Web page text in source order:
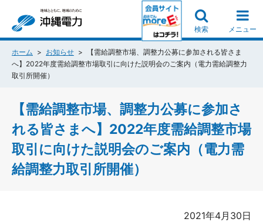
検索 メニュー
ホーム お知らせ
【需給調整市場、調整力公募に参加される皆さま
へ】2022年度需給調整市場取引に向けた説明会のご案内（電力需給調整力
取引所開催）
【需給調整市場、調整力公募に参加さ
れる皆さまへ】2022年度需給調整市場
取引に向けた説明会のご案内（電力需
給調整力取引所開催）
2021年4月30日